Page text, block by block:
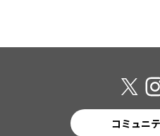
コミュニ